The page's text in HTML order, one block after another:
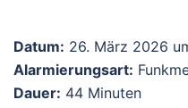
Datum: 26. März 2026
Alarmierungsart:
Dauer: 44 Minuten